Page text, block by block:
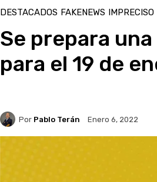
DESTACADOS FAKENEWS IMPRECISO
Se prepara
para el 19 de
Por Pablo Terán Enero 6, 2022